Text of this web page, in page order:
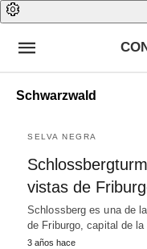
Schwarzwald
SELVA NEGRA
vistas de
Schlossberg es una de
de Friburgo, capital de
3 años hace